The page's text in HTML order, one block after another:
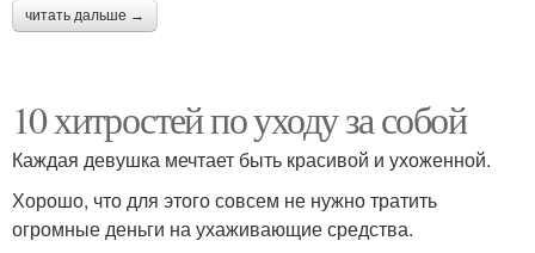
читать дальше →
10 хитростей по уходу за собой
Каждая девушка мечтает быть красивой и ухоженной.
Хорошо, что для этого совсем не нужно тратить
огромные деньги на ухаживающие средства.